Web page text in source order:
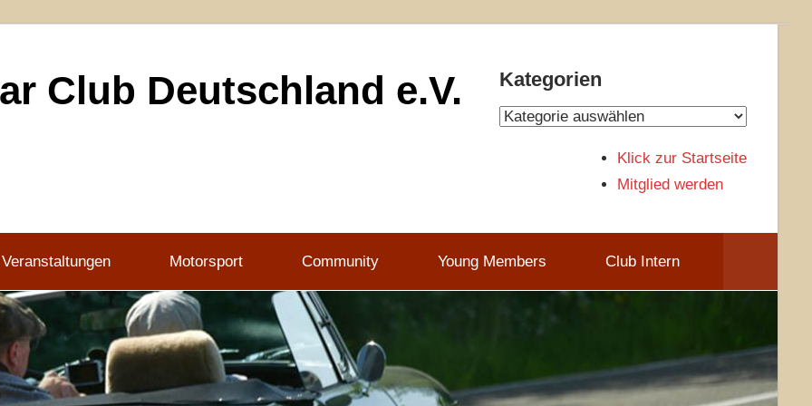
Club Deutschland e.V. Kategorien
Kategorien
Klick zur Startseite
Mitglied werden
Motorsport Community Young Members Club Intern